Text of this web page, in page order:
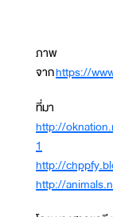
ภาพ
จากhttps://
ที่มา
http://
1
http://
http://